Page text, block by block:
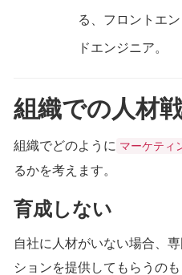
る、フロントエ
ドエンジニア。
組織での人材
組織でどのように マーケティ
るかを考えます。
育成しない
自社に人材がいない場合、
ションを提供してもらうの